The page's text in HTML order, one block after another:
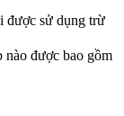
được sử dụng trừ
nào được bao gồm